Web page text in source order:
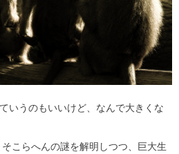
いうのもいいけど、なんで大きくな
こらへんの謎を解明しつつ、巨大生